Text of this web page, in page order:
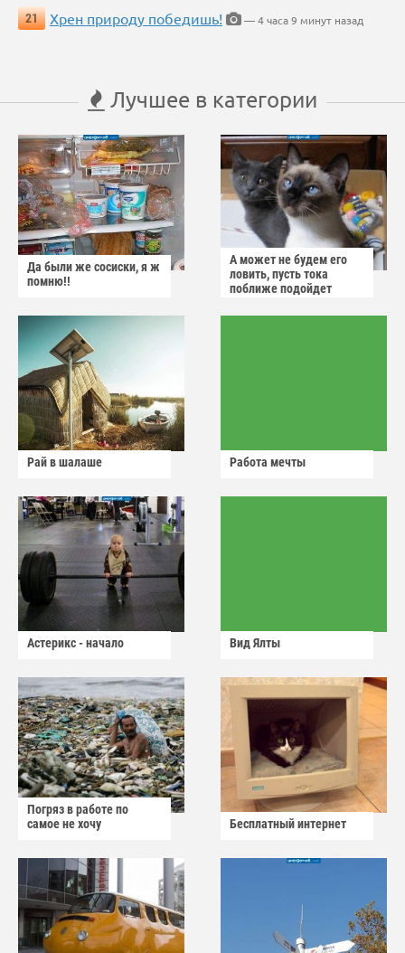
21
Хрен природу победишь! — 4 часа 9 минут назад
Лучшее в категории
Да были же сосиски, я ж
помню!!
А может не будем его
ловить, пусть тока
поближе подойдет
Рай в шалаше Работа мечты
Астерикс - начало Вид Ялты
Погряз в работе по
самое не хочу
Бесплатный интернет